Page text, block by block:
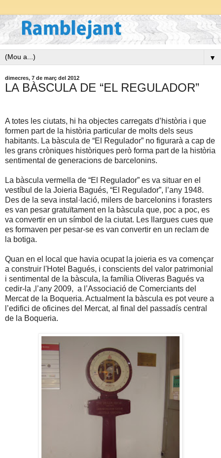
▼
dimecres, 7 de març del 2012
LA BÀSCULA DE “EL REGULADOR”
A totes les ciutats, hi ha objectes carregats d’història i que
formen part de la història particular de molts dels seus
habitants. La bàscula de “El Regulador” no figurarà a cap de
les grans cròniques històriques però forma part de la història
sentimental de generacions de barcelonins.
La bàscula vermella de “El Regulador” es va situar en el
vestíbul de la Joieria Bagués, “El Regulador”, l’any 1948.
Des de la seva instal·lació, milers de barcelonins i forasters
es van pesar gratuïtament en la bàscula que, poc a poc, es
va convertir en un símbol de la ciutat. Les llargues cues que
es formaven per pesar-se es van convertir en un reclam de
la botiga.
Quan en el local que havia ocupat la joieria es va començar
a construir l'Hotel Bagués, i conscients del valor patrimonial
i sentimental de la bàscula, la família Oliveras Bagués va
cedir-la ,l’any 2009, a l’Associació de Comerciants del
Mercat de la Boqueria. Actualmentla bàscula es pot veure a
l’edifici de oficines del Mercat, al final del passadís central
de la Boqueria.